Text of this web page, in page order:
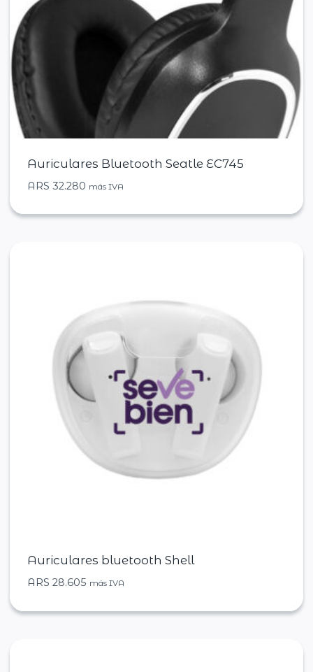
Auriculares Bluetooth Seatle EC745
ARS 32.280 más IVA
Auriculares bluetooth Shell
ARS 28.605 más IVA